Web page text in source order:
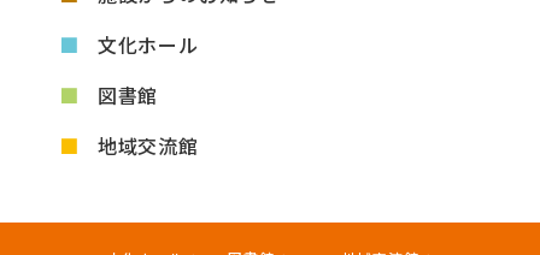
文化ホール
図書館
地域交流館